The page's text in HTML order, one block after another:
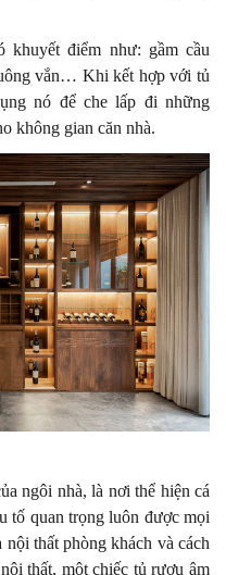
điểm như: gầm cầu
vắn… Khi kết hợp với tủ
nó để che lấp đi những
không gian căn nhà.
ngôi nhà, là nơi thể hiện cá
tố quan trọng luôn được mọi
thất phòng khách và cách
thất, một chiếc tủ rượu âm